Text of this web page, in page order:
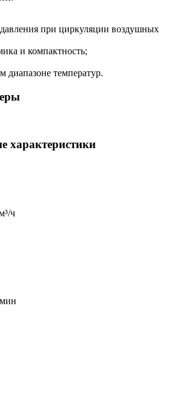
при циркуляции воздушных
и компактность;
диапазоне температур.
характеристики
ч